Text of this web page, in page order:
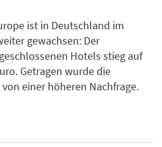
ist in Deutschland im
gewachsen: Der
Hotels stieg auf
Getragen wurde die
einer höheren Nachfrage.